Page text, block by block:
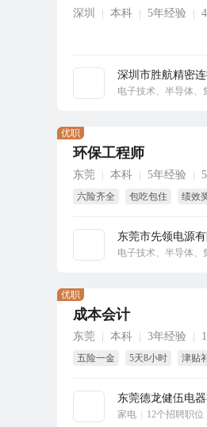
深圳 本科 5年经验
深圳市胜航精密
立即沟通
环保工程师
东莞 本科 5年经验
六险齐全 包吃包住 绩效
东莞市先领电源有
优职
立即沟通
成本会计
东莞 本科 3年经验
五险一金 5天8小时 津贴
东莞德龙健伍电
家电 12个招聘职位
优职
立即沟通